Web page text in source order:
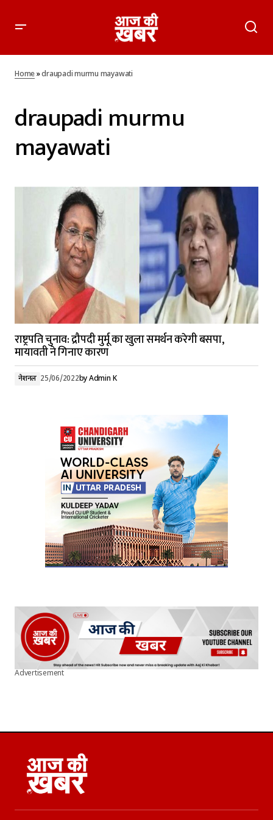
Home»draupadi murmu mayawati
draupadi murmu
mayawati
राष्ट्रपति चुनाव: द्रौपदी मुर्मू का खुला समर्थन करेगी बसपा,
मायावती ने गिनाए कारण
नेशनल 25/06/2022byAdmin K
Advertisement